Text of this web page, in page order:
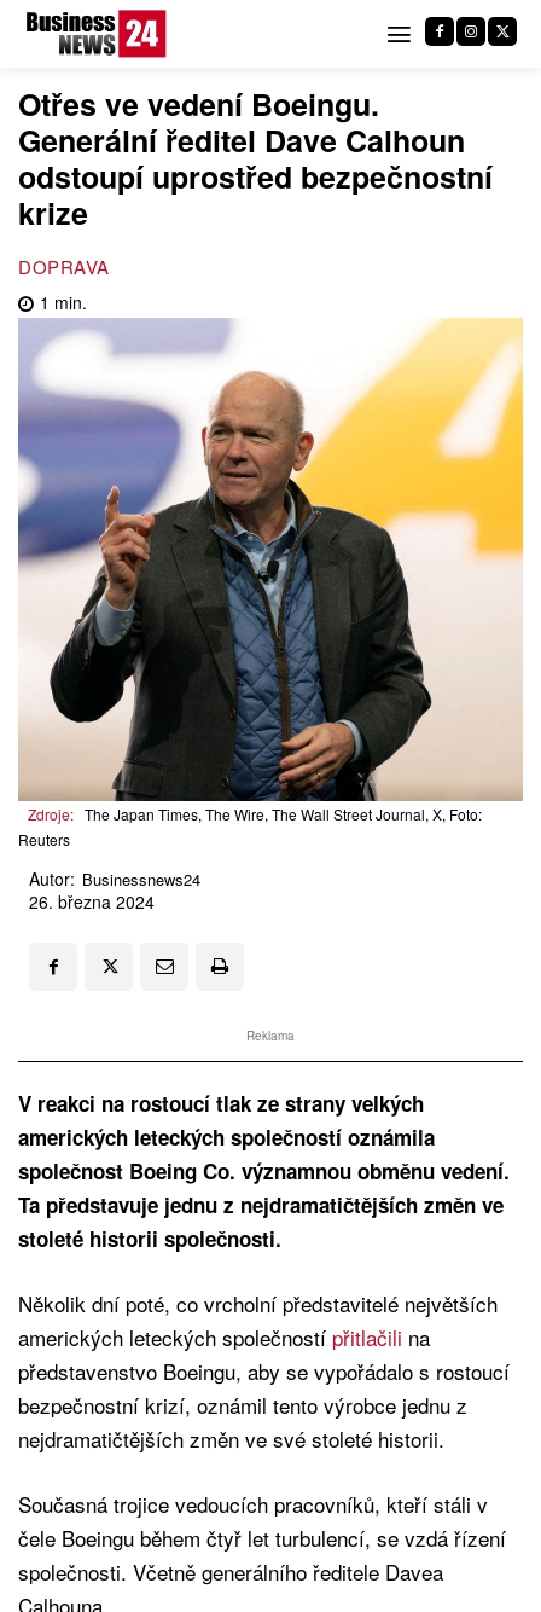
Otřes ve vedení Boeingu.
Generální ředitel Dave Calhoun
odstoupí uprostřed bezpečnostní
krize
DOPRAVA
1 min.
Zdroje: The Japan Times, The Wire, The Wall Street Journal, X, Foto:
Reuters
Autor: Businessnews24
26. března 2024
Reklama
V reakci na rostoucí tlak ze strany velkých
amerických leteckých společností oznámila
společnost Boeing Co. významnou obměnu vedení.
Ta představuje jednu z nejdramatičtějších změn ve
stoleté historii společnosti.
Několik dní poté, co vrcholní představitelé největších
amerických leteckých společností přitlačili na
představenstvo Boeingu, aby se vypořádalo s rostoucí
bezpečnostní krizí, oznámil tento výrobce jednu z
nejdramatičtějších změn ve své stoleté historii.
Současná trojice vedoucích pracovníků, kteří stáli v
čele Boeingu během čtyř let turbulencí, se vzdá řízení
společnosti. Včetně generálního ředitele Davea
Calhouna.